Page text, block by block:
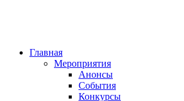
Главная
Мероприятия
Анонсы
События
Конкурсы